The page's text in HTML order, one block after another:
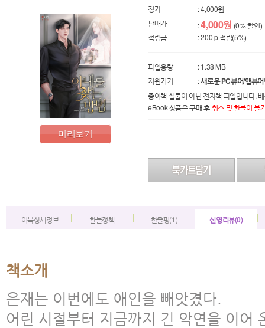
미리보기
정가
:4,000원
판매가
:4,000원 (0% 할인)
적립금
: 200 p 적립(5%)
파일용량
: 1.38 MB
지원기기
:새로운 PC뷰어/앱뷰
종이책 실물이 아닌 전자책 파일입니다.
eBook 상품은 구매 후취소 및 환불이 불
이북상세정보 환불정책 한줄평(1) 신영리뷰(0)
책소개
은재는 이번에도 애인을 빼앗겼다.
어린 시절부터 지금까지 긴 악연을 이어